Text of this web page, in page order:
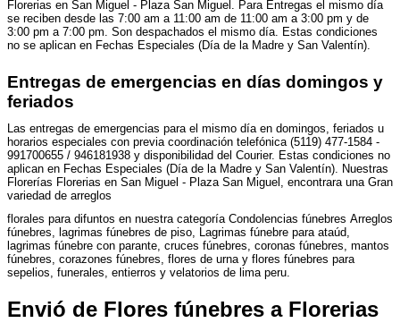
Florerias en San Miguel - Plaza San Miguel. Para Entregas el mismo día
se reciben desde las 7:00 am a 11:00 am de 11:00 am a 3:00 pm y de
3:00 pm a 7:00 pm. Son despachados el mismo día. Estas condiciones
no se aplican en Fechas Especiales (Día de la Madre y San Valentín).
Entregas de emergencias en días domingos y
feriados
Las entregas de emergencias para el mismo día en domingos, feriados u
horarios especiales con previa coordinación telefónica (5119) 477-1584 -
991700655 / 946181938 y disponibilidad del Courier. Estas condiciones no
aplican en Fechas Especiales (Día de la Madre y San Valentín). Nuestras
Florerías Florerias en San Miguel - Plaza San Miguel, encontrara una Gran
variedad de arreglos
florales para difuntos en nuestra categoría Condolencias fúnebres Arreglos
fúnebres, lagrimas fúnebres de piso, Lagrimas fúnebre para ataúd,
lagrimas fúnebre con parante, cruces fúnebres, coronas fúnebres, mantos
fúnebres, corazones fúnebres, flores de urna y flores fúnebres para
sepelios, funerales, entierros y velatorios de lima peru.
Envió de Flores fúnebres a Florerias